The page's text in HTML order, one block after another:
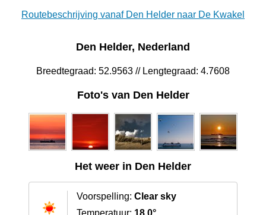
Routebeschrijving vanaf Den Helder naar De Kwakel
Den Helder, Nederland
Breedtegraad: 52.9563 // Lengtegraad: 4.7608
Foto's van Den Helder
Het weer in Den Helder
Voorspelling: Clear sky